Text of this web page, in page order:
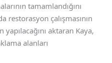
tamamlandığını
çalışmasının
aktaran Kaya,
alanları